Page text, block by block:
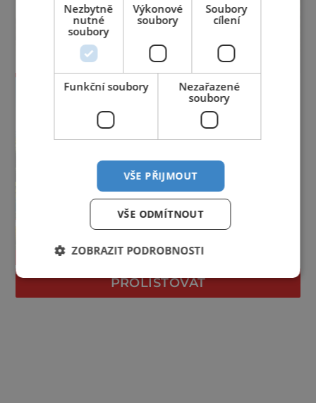
PROLISTOVAT
Nezbytně
nutné
soubory
Výkonové
soubory
Soubory
cílení
Funkční soubory
Nezařazené
soubory
VŠE PŘIJMOUT
VŠE ODMÍTNOUT
ZOBRAZIT PODROBNOSTI